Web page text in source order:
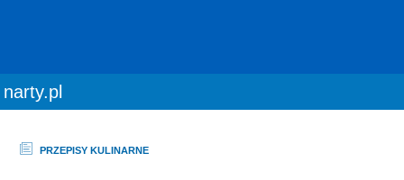
You are here:
narty.pl
PRZEPISY KULINARNE